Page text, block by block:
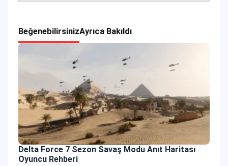
BeğenebilirsinizAyrıca Bakıldı
Delta Force 7 Sezon Savaş Modu Anıt Haritası
Oyuncu Rehberi